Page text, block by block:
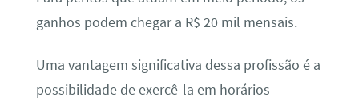
ganhos podem chegar a R$ 20 mil mensais.
Uma vantagem significativa dessa profissão é a
possibilidade de exercê-la em horários